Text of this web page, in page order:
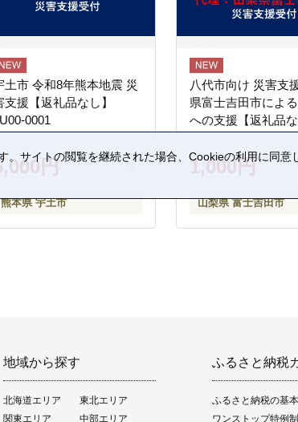
土市 令和8年熊本地震 災
支援【返礼品なし】
_U00-0001
円
熊本県 宇土市
八代市向け 災害支
県富士吉田市によ
への支援【返礼品な
1,000円
山梨県 富士吉田市
地域から探す
北海道エリア
東北エリア
関東エリア
中部エリア
ふるさと納税
ふるさと納税の基
ワンストップ特例
サイトの閲覧を継続された場合、Cookieの利用に同意